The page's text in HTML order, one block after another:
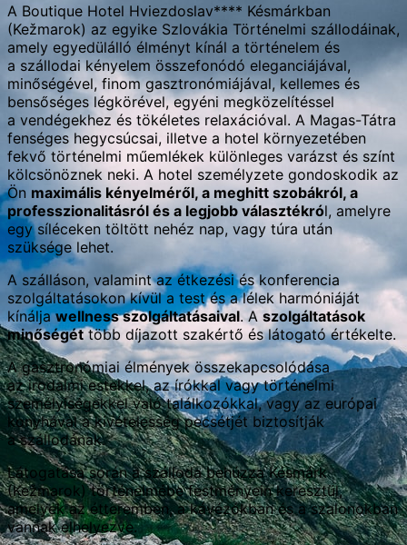
A Boutique Hotel Hviezdoslav**** Késmárkban
(Kežmarok) az egyike Szlovákia Történelmi szállodáinak,
amely egyedülálló élményt kínál a történelem és
a szállodai kényelem összefonódó eleganciájával,
minőségével, finom gasztronómiájával, kellemes és
bensőséges légkörével, egyéni megközelítéssel
a vendégekhez és tökéletes relaxációval. A Magas-Tátra
fenséges hegycsúcsai, illetve a hotel környezetében
fekvő történelmi műemlékek különleges varázst és színt
kölcsönöznek neki. A hotel személyzete gondoskodik az
Ön maximális kényelméről, a meghitt szobákról, a
professzionalitásról és a legjobb választékról, amelyre
egy síléceken töltött nehéz nap, vagy túra után
szüksége lehet.
A szálláson, valamint az étkezési és konferencia
szolgáltatásokon kívül a test és a lélek harmóniáját
kínáljawellness szolgáltatásaival. A szolgáltatások
minőségéttöbb díjazott szakértő és látogató értékelte.
A gasztronómiai élmények összekapcsolódása
az irodalmi estekkel, az írókkal vagy történelmi
személyiségekkel való találkozókkal, vagy az európai
konyhával a kivételesség pecsétjét biztosítják
a szállodának.
Látogatása során a szálloda behúzza Késmárk
(Kežmarok) történelmébe festményein keresztül,
amelyek az étteremben, a kávézókban és a szalonokban
vannak elhelyezve.